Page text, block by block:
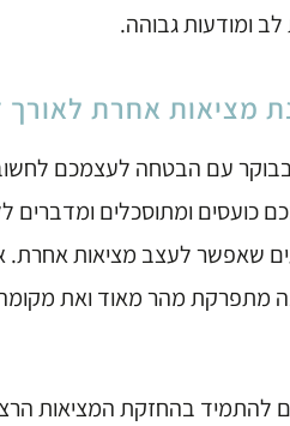
ומודעות גבוהה.
מציאות אחרת
עם הבטחה לעצמכם
כועסים ומתוסכלים
שאפשר לעצב מציאות אחרת.
מתפרקת מהר מאוד ואת מקומה
להתמיד בהחזקת המציאות